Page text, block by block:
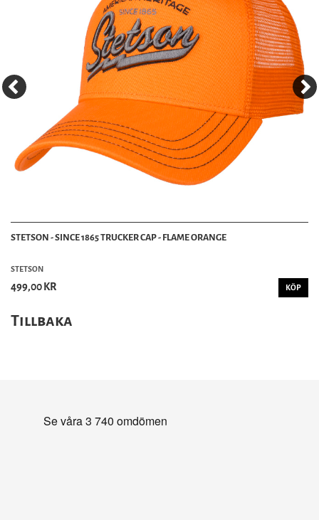
STETSON - SINCE 1865 TRUCKER CAP - FLAME ORANGE
STETSON
499,00 KR KÖP
Tillbaka